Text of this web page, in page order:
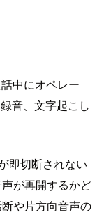
中にオペレー
音、文字起こし
即切断されない
が再開するかど
や片方向音声の